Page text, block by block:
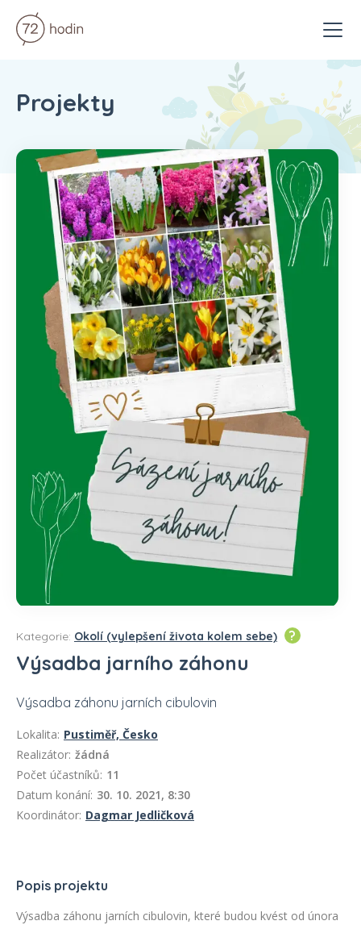
Menu
Projekty
Kategorie: Okolí (vylepšení života kolem sebe) ?
Výsadba jarního záhonu
Výsadba záhonu jarních cibulovin
Lokalita: Pustiměř, Česko
Realizátor: žádná
Počet účastníků: 11
Datum konání: 30. 10. 2021, 8:30
Koordinátor: Dagmar Jedličková
Popis projektu
Výsadba záhonu jarních cibulovin, které budou kvést od února